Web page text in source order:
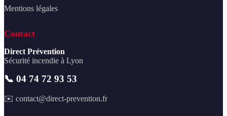
Mentions légales
Contact
Direct Prévention
Sécurité incendie à Lyon
📞 04 74 72 93 53
✉️ contact@direct-prevention.fr